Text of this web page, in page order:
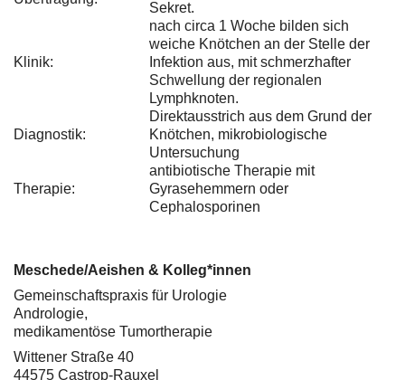
Sekret.
Klinik:
nach circa 1 Woche bilden sich
weiche Knötchen an der Stelle der
Infektion aus, mit schmerzhafter
Schwellung der regionalen
Lymphknoten.
Diagnostik:
Direktausstrich aus dem Grund der
Knötchen, mikrobiologische
Untersuchung
Therapie:
antibiotische Therapie mit
Gyrasehemmern oder
Cephalosporinen
Meschede/Aeishen & Kolleg*innen
Gemeinschaftspraxis für Urologie
Andrologie,
medikamentöse Tumortherapie
Wittener Straße 40
44575 Castrop-Rauxel